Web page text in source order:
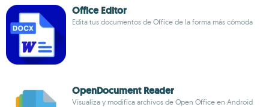
Office Editor
Edita tus documentos de Office de la forma más cómoda
OpenDocument Reader
Visualiza y modifica archivos de Open Office en Android